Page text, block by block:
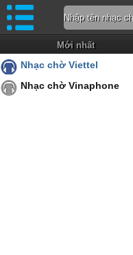
Mới nhất
Nhạc chờ Viettel
Nhạc chờ Vinaphone